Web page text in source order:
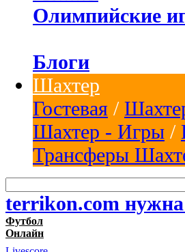
Олимпийские
Блоги
Шахтер
Гостевая /
Шахтер - Игры /
Трансферы
terrikon.com
Футбол
Онлайн